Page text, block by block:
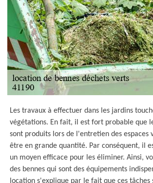
Les travaux à effectuer dans les jardins
végétations. En fait, il est fort probable que
sont produits lors de l'entretien des espaces
être en grande quantité. Par conséquent, il
un moyen efficace pour les éliminer. Ainsi,
des bennes qui sont des équipements
location s'explique par le fait que ces